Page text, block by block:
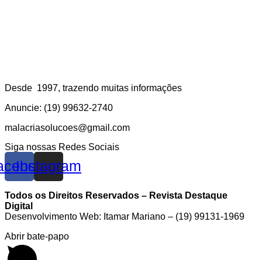
Desde 1997, trazendo muitas informações
Anuncie: (19) 99632-2740
malacriasolucoes@gmail.com
Siga nossas Redes Sociais
Instagram
Todos os Direitos Reservados – Revista Destaque
Digital
Desenvolvimento Web: Itamar Mariano – (19) 99131-1969
Abrir bate-papo